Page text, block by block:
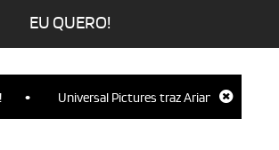
EU QUERO!
Universal Pictures traz Ariana Grande, Cynthia